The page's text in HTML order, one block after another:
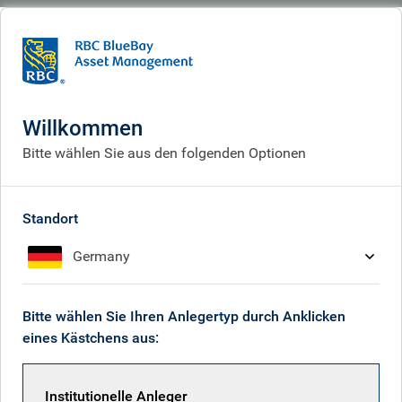
What we do
BlueBay Emerging Market
Fund
Zurück zu allen Fonds
Willkommen
Bitte wählen Sie aus den folgenden Optionen
Standort
Germany
Bitte wählen Sie Ihren Anlegertyp durch Anklicken
eines Kästchens aus:
Institutionelle Anleger